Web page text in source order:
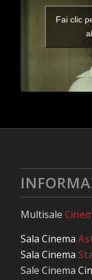
Fai clic
Multisale
Sala Cinema
Sala Cinema
Sale Cinema